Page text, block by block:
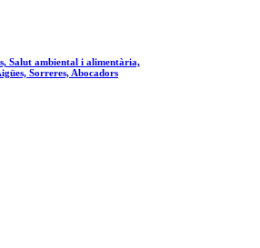
Salut ambiental i alimentària,
Sorreres, Abocadors